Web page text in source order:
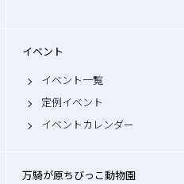
イベント
イベント一覧
定例イベント
イベントカレンダー
万騎が原ちびっこ動物園